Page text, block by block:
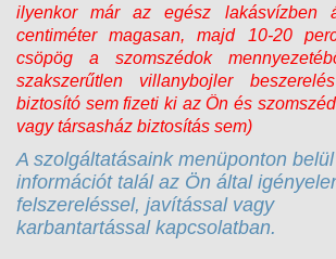
ilyenkor már az egész lakásvízben
centiméter magasan, majd 10-20
csöpög a szomszédok
szakszerűtlen villanybojler
biztosító sem fizeti ki az Ön és
vagy társasház biztosítás sem)
A szolgáltatásaink menüponton
információt talál az Ön által
felszereléssel, javítással vagy
karbantartással kapcsolatban.